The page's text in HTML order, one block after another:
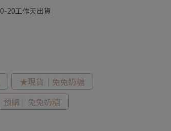
20工作天出貨
★現貨｜兔兔奶糖
預購｜兔兔奶糖